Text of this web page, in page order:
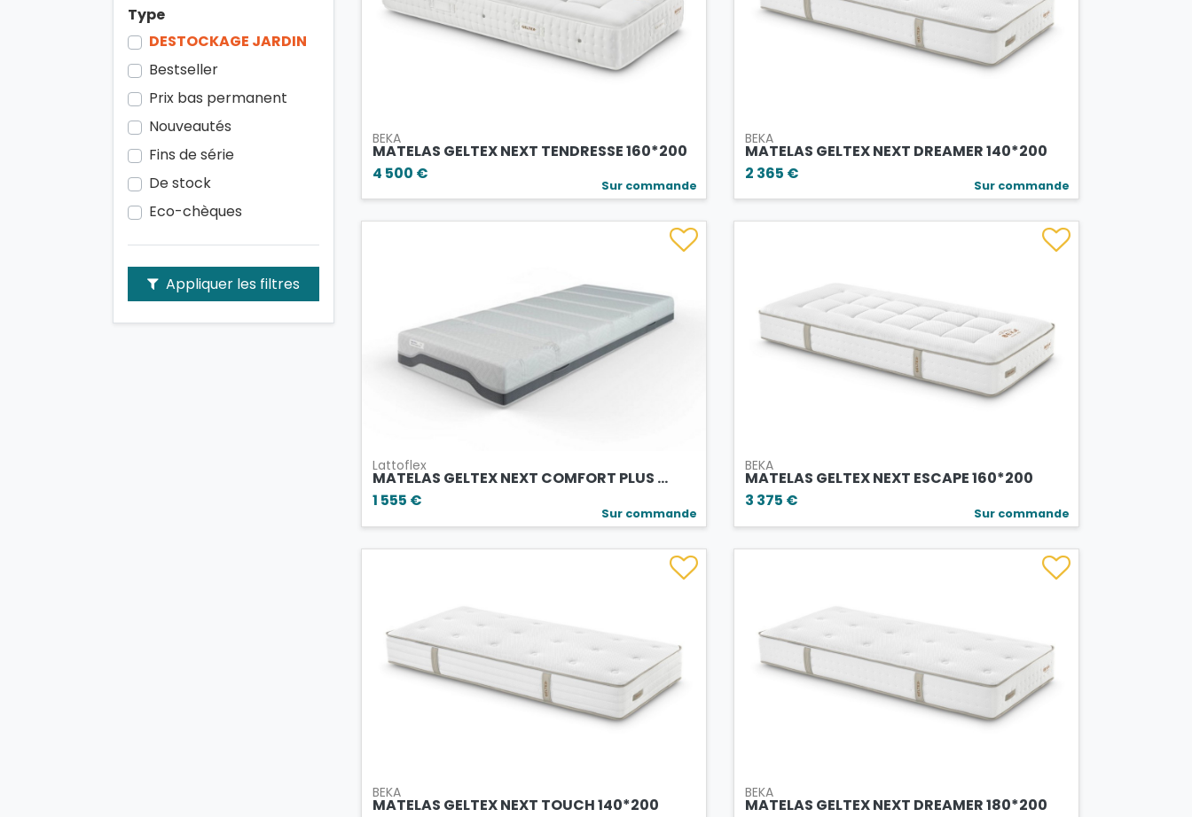
Type
DESTOCKAGE JARDIN
Bestseller
Prix bas permanent
Nouveautés
Fins de série
De stock
Eco-chèques
Appliquer les filtres
BEKA
MATELAS GELTEX NEXT TENDRESSE 160*200
4 500 €
Sur commande
BEKA
MATELAS GELTEX NEXT DREAMER 140*200
2 365 €
Sur commande
Lattoflex
MATELAS GELTEX NEXT COMFORT PLUS ...
1 555 €
Sur commande
BEKA
MATELAS GELTEX NEXT ESCAPE 160*200
3 375 €
Sur commande
BEKA
MATELAS GELTEX NEXT TOUCH 140*200
BEKA
MATELAS GELTEX NEXT DREAMER 180*200